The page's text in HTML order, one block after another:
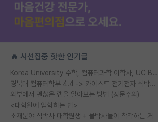
🔥 시선집중 핫한 인기글
Korea University 수학, 컴퓨터과학 이학사, UC Berkeley 산업공학 대학원 공학박사가 되는 것은 쉽지 않겠죠?
경북대 컴퓨터학부 4.4 -> 카이스트 전기전자 석박사통합과정 합격
외부에서 괜찮은 랩을 알아보는 방법 (장문주의)
<대학원에 입학하는 법>
소재분야 석박사 대학원생 + 물박사들이 착각하는 거